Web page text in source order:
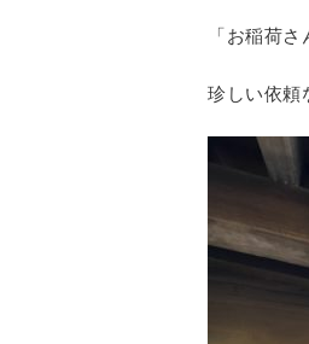
「お稲荷
珍しい依頼